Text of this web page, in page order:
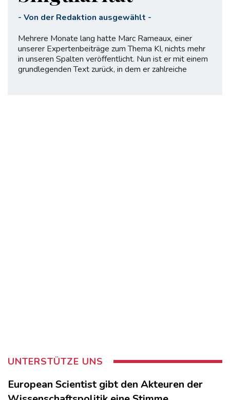
- Von der Redaktion ausgewählt -
Mehrere Monate lang hatte Marc Rameaux, einer
unserer Expertenbeiträge zum Thema KI, nichts mehr
in unseren Spalten veröffentlicht. Nun ist er mit einem
grundlegenden Text zurück, in dem er zahlreiche
UNTERSTÜTZE UNS
European Scientist gibt den Akteuren der